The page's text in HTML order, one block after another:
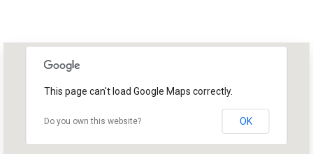
This page can't load Google Maps correctly.
Do you own this website? OK